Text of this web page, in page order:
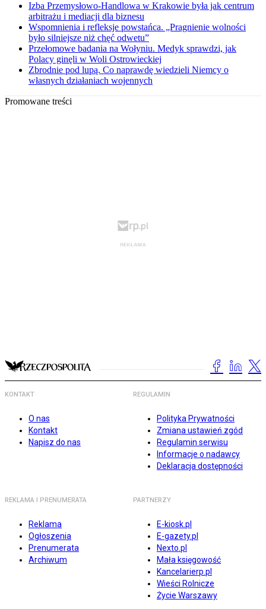
Izba Przemysłowo-Handlowa w Krakowie była jak centrum
arbitrażu i mediacji dla biznesu
Wspomnienia i refleksje powstańca. „Pragnienie wolności
było silniejsze niż chęć odwetu”
Przełomowe badania na Wołyniu. Medyk sprawdzi, jak
Polacy ginęli w Woli Ostrowieckiej
Zbrodnie pod lupą. Co naprawdę wiedzieli Niemcy o
własnych działaniach wojennych
Promowane treści
KONTAKT
O nas
Kontakt
Napisz do nas
REGULAMIN
Polityka Prywatności
Zmiana ustawień zgód
Regulamin serwisu
Informacje o nadawcy
Deklaracja dostępności
REKLAMA I PRENUMERATA
Reklama
Ogłoszenia
Prenumerata
Archiwum
PARTNERZY
E-kiosk.pl
E-gazety.pl
Nexto.pl
Mała księgowość
Kancelarierp.pl
Wieści Rolnicze
Życie Warszawy